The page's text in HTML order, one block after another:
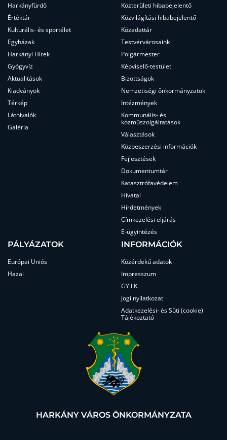
Harkányfürdő
Értéktár
Kulturális- és sportélet
Egyházak
Harkányi Hírek
Gyógyvíz
Aktualitások
Kiadványok
Térkép
Látnivalók
Galéria
Közterületi hibabejelentő
Közvilágítási hibabejelentő
Közadattár
Testvérvárosaink
Polgármester
Képviselő-testület
Bizottságok
Nemzetiségi önkormányzatok
Intézmények
Kommunális- és
közműszolgáltatások
Választások
Közbeszerzési információk
Fejlesztések
Dokumentumtár
Katasztrófavédelem
Hivatal
Hirdetmények
Címkezelési eljárás
E-ügyintézés
PÁLYÁZATOK
Európai Uniós
Hazai
INFORMÁCIÓK
Közérdekű adatok
Impresszum
GY.I.K.
Jogi nyilatkozat
Adatkezelési- és Süti (cookie)
Tájékoztató
HARKÁNY VÁROS ÖNKORMÁNYZATA